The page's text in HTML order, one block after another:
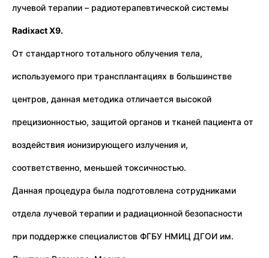
лучевой терапии – радиотерапевтической системы
Radixact X9.
От стандартного тотального облучения тела,
используемого при трансплантациях в большинстве
центров, данная методика отличается высокой
прецизионностью, защитой органов и тканей пациента от
воздействия ионизирующего излучения и,
соответственно, меньшей токсичностью.
Данная процедура была подготовлена сотрудниками
отдела лучевой терапии и радиационной безопасности
при поддержке специалистов ФГБУ НМИЦ ДГОИ им.